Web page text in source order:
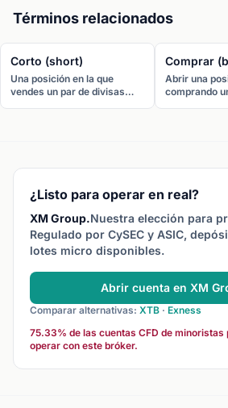
Términos relacionados
Corto (short)
Una posición en la que
vendes un par de divisas
Comprar
Abrir una
comprando
¿Listo para operar en real?
XM Group.Nuestra elección para
Regulado por CySEC y ASIC,
lotes micro disponibles.
Abrir cuenta en XM
Comparar alternativas: XTB · Exness
75.33% de las cuentas CFD de minoristas
operar con este bróker.